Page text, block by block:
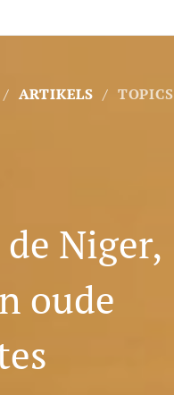
ARTIKELS TOPICS
Niger,
oude